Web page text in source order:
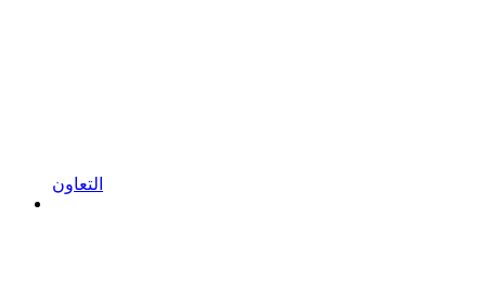
التعاون